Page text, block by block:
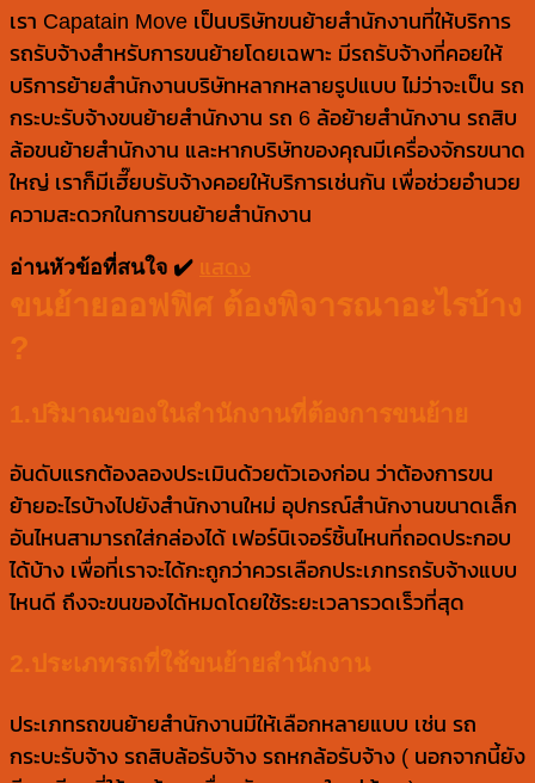
เรา Capatain Move เป็นบริษัทขนย้ายสำนักงานที่ให้บริการ
รถรับจ้างสำหรับการขนย้ายโดยเฉพาะ มีรถรับจ้างที่คอยให้
บริการย้ายสำนักงานบริษัทหลากหลายรูปแบบ ไม่ว่าจะเป็น รถ
กระบะรับจ้างขนย้ายสำนักงาน รถ 6 ล้อย้ายสำนักงาน รถสิบ
ล้อขนย้ายสำนักงาน และหากบริษัทของคุณมีเครื่องจักรขนาด
ใหญ่ เราก็มีเฮี๊ยบรับจ้างคอยให้บริการเช่นกัน เพื่อช่วยอำนวย
ความสะดวกในการขนย้ายสำนักงาน
อ่านหัวข้อที่สนใจ ✔️ แสดง
ขนย้ายออฟฟิศ ต้องพิจารณาอะไรบ้าง
?
1.ปริมาณของในสำนักงานที่ต้องการขนย้าย
อันดับแรกต้องลองประเมินด้วยตัวเองก่อน ว่าต้องการขน
ย้ายอะไรบ้างไปยังสำนักงานใหม่ อุปกรณ์สำนักงานขนาดเล็ก
อันไหนสามารถใส่กล่องได้ เฟอร์นิเจอร์ชิ้นไหนที่ถอดประกอบ
ได้บ้าง เพื่อที่เราจะได้กะถูกว่าควรเลือกประเภทรถรับจ้างแบบ
ไหนดี ถึงจะขนของได้หมดโดยใช้ระยะเวลารวดเร็วที่สุด
2.ประเภทรถที่ใช้ขนย้ายสำนักงาน
ประเภทรถขนย้ายสำนักงานมีให้เลือกหลายแบบ เช่น รถ
กระบะรับจ้าง รถสิบล้อรับจ้าง รถหกล้อรับจ้าง ( นอกจากนี้ยัง